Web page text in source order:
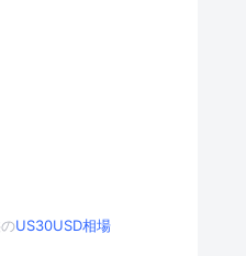
US30USD相場